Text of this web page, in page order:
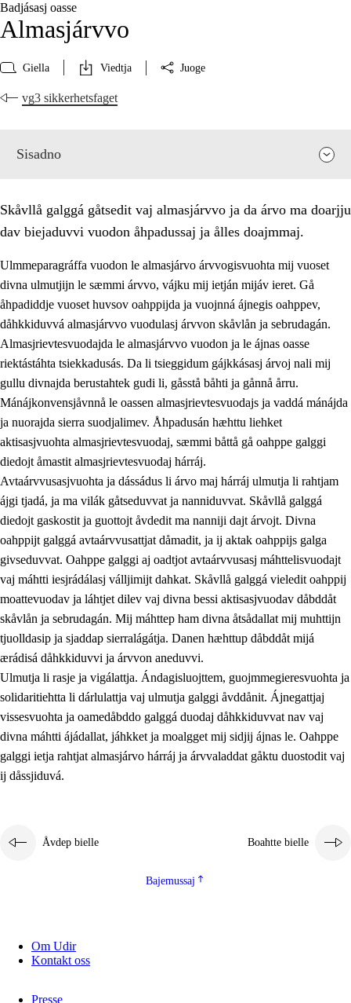
Badjásasj oasse
Almasjárvvo
Giella Viedtja Juoge
vg3 sikkerhetsfaget
Sisadno
1. Åhpadusá árvvovuodo
1.1 Almasjárvvo
1.2 Identitiehtta ja kultuvralasj moattevuohta
1.3 Lájttális ájádallam ja estetihkalasj diedulasjvuohta
1.4 Dahkamávvo, berustibme ja diehtemvájnogisvuohta
1.5 Vieledus luonnduj ja birásdiedulasjvuohta
1.6 Demokratijja ja oassálasstem
Skåvllå galggá gåtsedit vaj almasjárvvo ja da árvo ma doarjju
dav biejaduvvi vuodon åhpadussaj ja ålles doajmmaj.
Ulmmeparagráffa vuodon le almasjárvo árvvogisvuohta mij vuoset
divna ulmutjijn le sæmmi árvvo, vájku mij ietján mijáv ieret. Gå
åhpadiddje vuoset huvsov oahppijda ja vuojnná ájnegis oahppev,
dåhkkiduvvá almasjárvvo vuodulasj árvvon skåvlån ja sebrudagán.
Almasjrievtesvuodajda le almasjárvvo vuodon ja le ájnas oasse
riektástáhta tsiekkadusás. Da li tsieggidum gájkkásasj árvoj nali mij
gullu divnajda berustahtek gudi li, gåsstå båhti ja gånnå årru.
Mánájkonvensjåvnnå le oassen almasjrievtesvuodajs ja vaddá mánájda
ja nuorajda sierra suodjalimev. Åhpadusán hæhttu liehket
aktisasjvuohta almasjrievtesvuodaj, sæmmi båttå gå oahppe galggi
diedojt åmastit almasjrievtesvuodaj hárráj.
Avtaárvvusasjvuohta ja dássádus li árvo maj hárráj ulmutja li rahtjam
ájgi tjadá, ja ma vilák gåtseduvvat ja nanniduvvat. Skåvllå galggá
diedojt gaskostit ja guottojt åvdedit ma nanniji dajt árvojt. Divna
oahppijt galggá avtaárvvusattjat dåmadit, ja ij aktak oahppijs galga
givseduvvat. Oahppe galggi aj oadtjot avtaárvvusasj máhttelisvuodajt
vaj máhtti iesjrádálasj válljimijt dahkat. Skåvllå galggá vieledit oahppij
moattevuodav ja láhtjet dilev vaj divna bessi aktisasjvuodav dåbddåt
skåvlån ja sebrudagán. Mij máhttep ham divna åtsådallat mij muhttijn
tjuolldasip ja sjaddap sierralágátja. Danen hæhttup dåbddåt mijá
ærádisá dåhkkiduvvi ja árvvon aneduvvi.
Ulmutja li rasje ja vigálattja. Ándagisluojttem, guojmmegieresvuohta ja
solidaritiehtta li dárlulattja vaj ulmutja galggi åvddånit. Ájnegattjaj
vissesvuohta ja oamedåbddo galggá duodaj dåhkkiduvvat nav vaj
divna máhtti ájádallat, jáhkket ja moalgget mij sidjij ájnas le. Oahppe
galggi ietja rahtjat almasjárvo hárráj ja árvvaladdat gåktu duostodit vaj
ij dåssjiduvá.
Åvdep bielle Boahtte bielle
Bajemussaj
Om Udir
Kontakt oss
Presse